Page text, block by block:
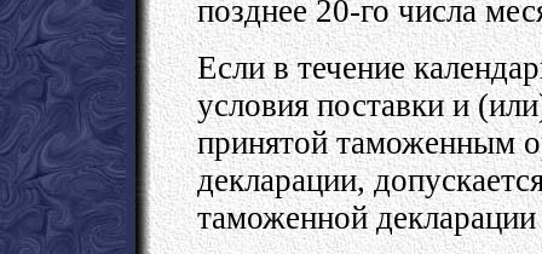
позднее 20-го числа
Если в течение
условия поставки и
принятой таможенным
декларации,
таможенной